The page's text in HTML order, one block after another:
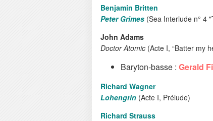
Benjamin Britten
Peter Grimes (Sea Interlude n° 4
John Adams
Doctor Atomic (Acte I, “Batter my
Baryton-basse : Gerald
Richard Wagner
Lohengrin (Acte I, Prélude)
Richard Strauss